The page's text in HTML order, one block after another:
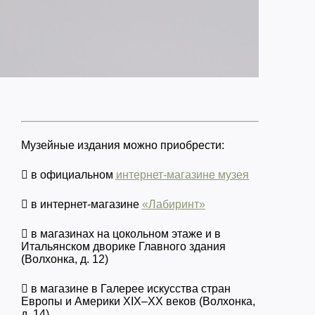
Музейные издания можно приобрести:
 в официальном интернет-магазине музея
 в интернет-магазине «Лабиринт»
 в магазинах на цокольном этаже и в
Итальянском дворике Главного здания
(Волхонка, д. 12)
 в магазине в Галерее искусства стран
Европы и Америки XIX–XX веков (Волхонка,